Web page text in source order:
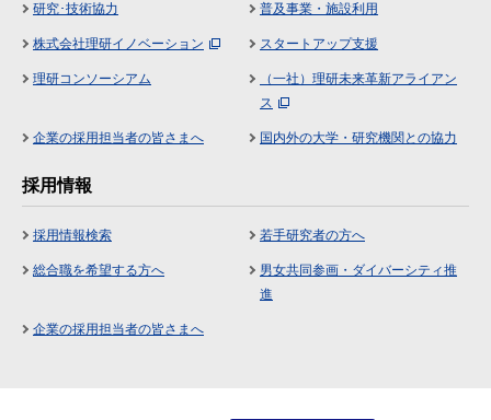
研究･技術協力 普及事業・施設利用
株式会社理研イノベーション スタートアップ支援
理研コンソーシアム
（一社）理研未来革新アライアン
ス
企業の採用担当者の皆さまへ 国内外の大学・研究機関との協力
採用情報
採用情報検索 若手研究者の方へ
総合職を希望する方へ
男女共同参画・ダイバーシティ推
進
企業の採用担当者の皆さまへ